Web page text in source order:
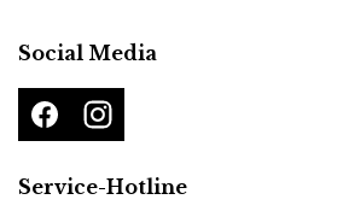
Social Media
Service-Hotline